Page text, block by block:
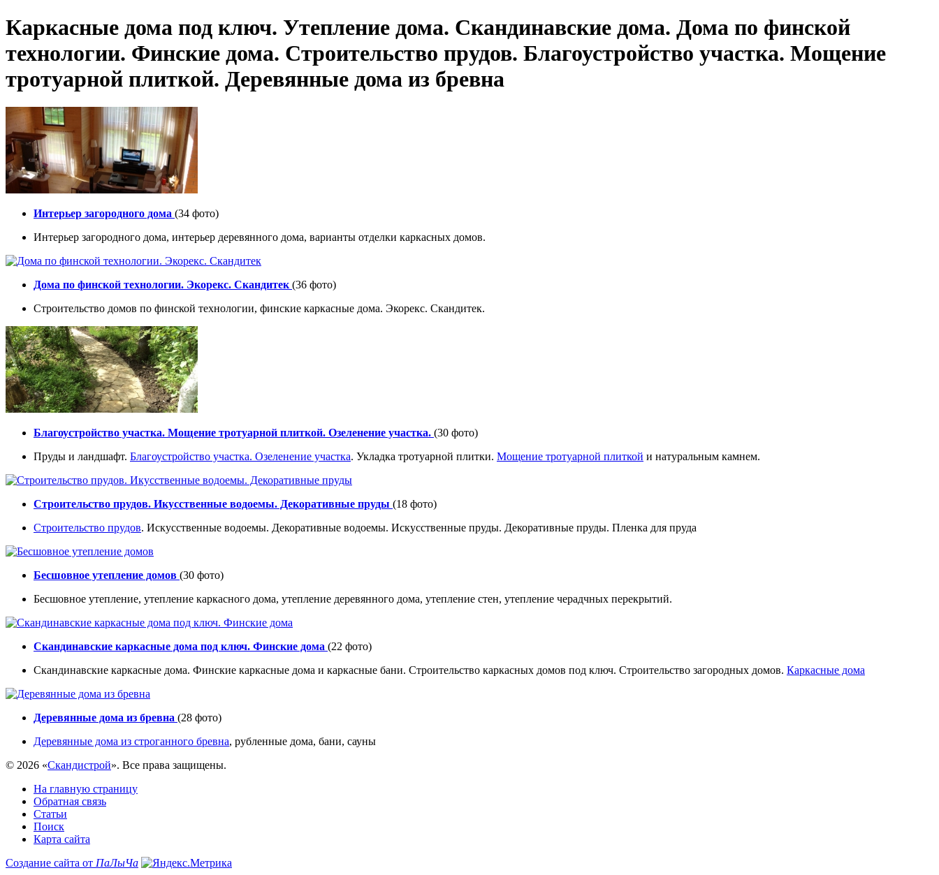
Каркасные дома под ключ. Утепление дома. Скандинавские дома. Дома по финской
технологии. Финские дома. Строительство прудов. Благоустройство участка. Мощение
тротуарной плиткой. Деревянные дома из бревна
Интерьер загородного дома (34 фото)
Интерьер загородного дома, интерьер деревянного дома, варианты отделки каркасных домов.
Дома по финской технологии. Экорекс. Скандитек (36 фото)
Строительство домов по финской технологии, финские каркасные дома. Экорекс. Скандитек.
Благоустройство участка. Мощение тротуарной плиткой. Озеленение участка. (30 фото)
Пруды и ландшафт. Благоустройство участка. Озеленение участка. Укладка тротуарной плитки. Мощение тротуарной плиткой и натуральным камнем.
Строительство прудов. Икусственные водоемы. Декоративные пруды (18 фото)
Строительство прудов. Искусственные водоемы. Декоративные водоемы. Искусственные пруды. Декоративные пруды. Пленка для пруда
Бесшовное утепление домов (30 фото)
Бесшовное утепление, утепление каркасного дома, утепление деревянного дома, утепление стен, утепление черадчных перекрытий.
Скандинавские каркасные дома под ключ. Финские дома (22 фото)
Скандинавские каркасные дома. Финские каркасные дома и каркасные бани. Строительство каркасных домов под ключ. Строительство загородных домов. Каркасные дома
Деревянные дома из бревна (28 фото)
Деревянные дома из строганного бревна, рубленные дома, бани, сауны
© 2026 «Скандистрой». Все права защищены.
На главную страницу
Обратная связь
Статьи
Поиск
Карта сайта
Создание сайта от ПаЛыЧа